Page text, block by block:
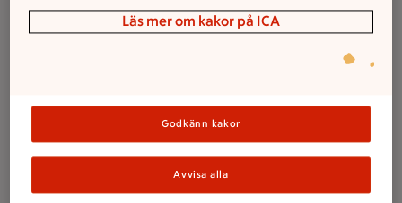
Bred ut fyllningen, här har vi lagt i smör- och
Läs mer om kakor på ICA
Godkänn kakor
Avvisa alla